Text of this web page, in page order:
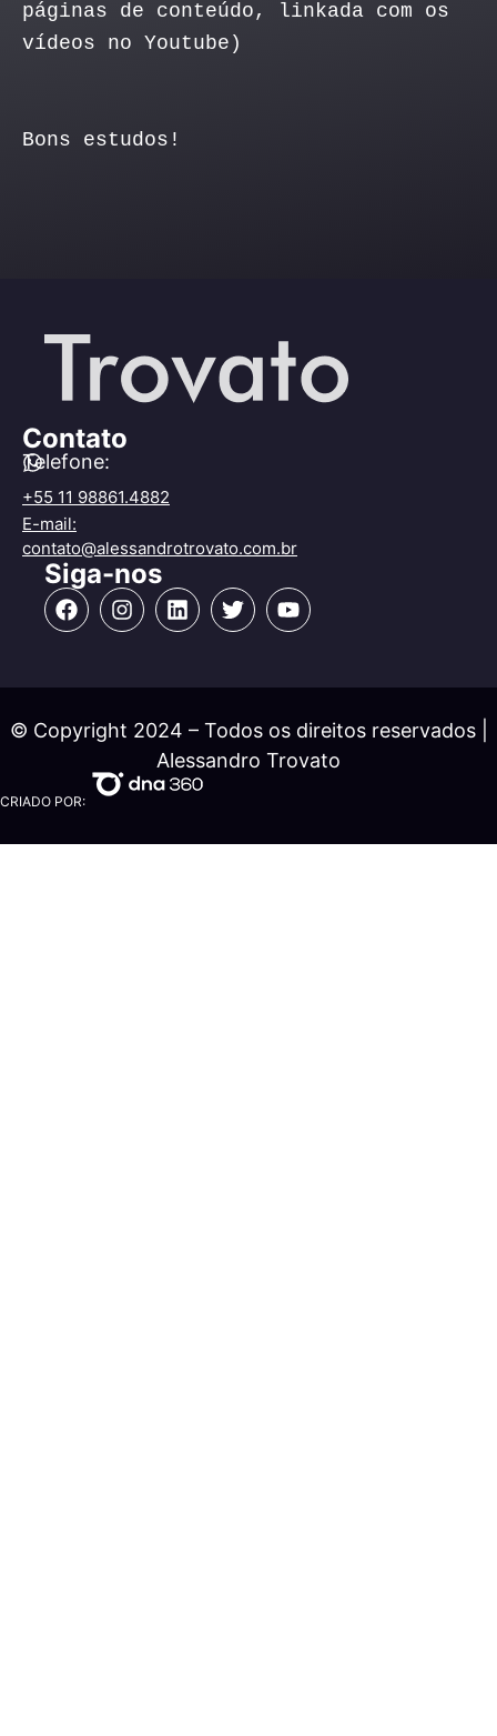
páginas de conteúdo, linkada com os
vídeos no Youtube)
Bons estudos!
Contato
Telefone:
+55 11 98861.4882
E-mail:
contato@alessandrotrovato.com.br
Siga-nos
© Copyright 2024 – Todos os direitos reservados |
Alessandro Trovato
CRIADO POR: